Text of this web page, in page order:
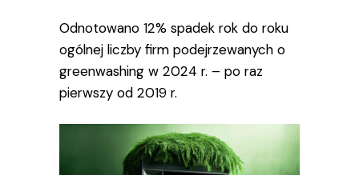
Odnotowano 12% spadek rok do roku
ogólnej liczby firm podejrzewanych o
greenwashing w 2024 r. – po raz
pierwszy od 2019 r.